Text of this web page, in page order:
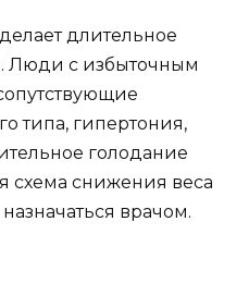
длительное
Люди с избыточным
типа, гипертония,
голодание
схема снижения веса
врачом.